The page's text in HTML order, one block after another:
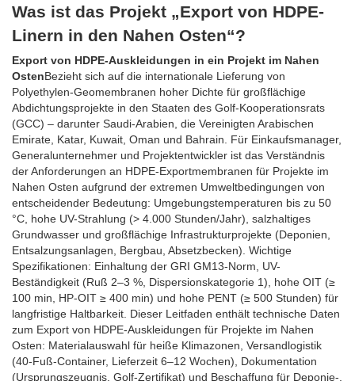
Was ist das Projekt „Export von HDPE-
Linern in den Nahen Osten“?
Export von HDPE-Auskleidungen in ein Projekt im Nahen
OstenBezieht sich auf die internationale Lieferung von
Polyethylen-Geomembranen hoher Dichte für großflächige
Abdichtungsprojekte in den Staaten des Golf-Kooperationsrats
(GCC) – darunter Saudi-Arabien, die Vereinigten Arabischen
Emirate, Katar, Kuwait, Oman und Bahrain. Für Einkaufsmanager,
Generalunternehmer und Projektentwickler ist das Verständnis
der Anforderungen an HDPE-Exportmembranen für Projekte im
Nahen Osten aufgrund der extremen Umweltbedingungen von
entscheidender Bedeutung: Umgebungstemperaturen bis zu 50
°C, hohe UV-Strahlung (> 4.000 Stunden/Jahr), salzhaltiges
Grundwasser und großflächige Infrastrukturprojekte (Deponien,
Entsalzungsanlagen, Bergbau, Absetzbecken). Wichtige
Spezifikationen: Einhaltung der GRI GM13-Norm, UV-
Beständigkeit (Ruß 2–3 %, Dispersionskategorie 1), hohe OIT (≥
100 min, HP-OIT ≥ 400 min) und hohe PENT (≥ 500 Stunden) für
langfristige Haltbarkeit. Dieser Leitfaden enthält technische Daten
zum Export von HDPE-Auskleidungen für Projekte im Nahen
Osten: Materialauswahl für heiße Klimazonen, Versandlogistik
(40-Fuß-Container, Lieferzeit 6–12 Wochen), Dokumentation
(Ursprungszeugnis, Golf-Zertifikat) und Beschaffung für Deponie-,